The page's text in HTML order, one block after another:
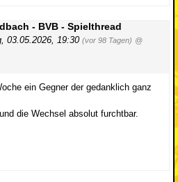
- BVB - Spielthread
03.05.2026, 19:30 (vor 98 Tagen) @
ein Gegner der gedanklich ganz
die Wechsel absolut furchtbar.